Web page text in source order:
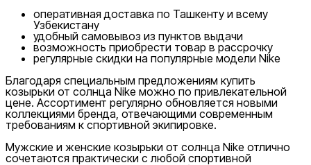
оперативная доставка по Ташкенту и всему
Узбекистану
удобный самовывоз из пунктов выдачи
возможность приобрести товар в рассрочку
регулярные скидки на популярные модели Nike
Благодаря специальным предложениям купить
козырьки от солнца Nike можно по привлекательной
цене. Ассортимент регулярно обновляется новыми
коллекциями бренда, отвечающими современным
требованиям к спортивной экипировке.
Мужские и женские козырьки от солнца Nike отлично
сочетаются практически с любой спортивной